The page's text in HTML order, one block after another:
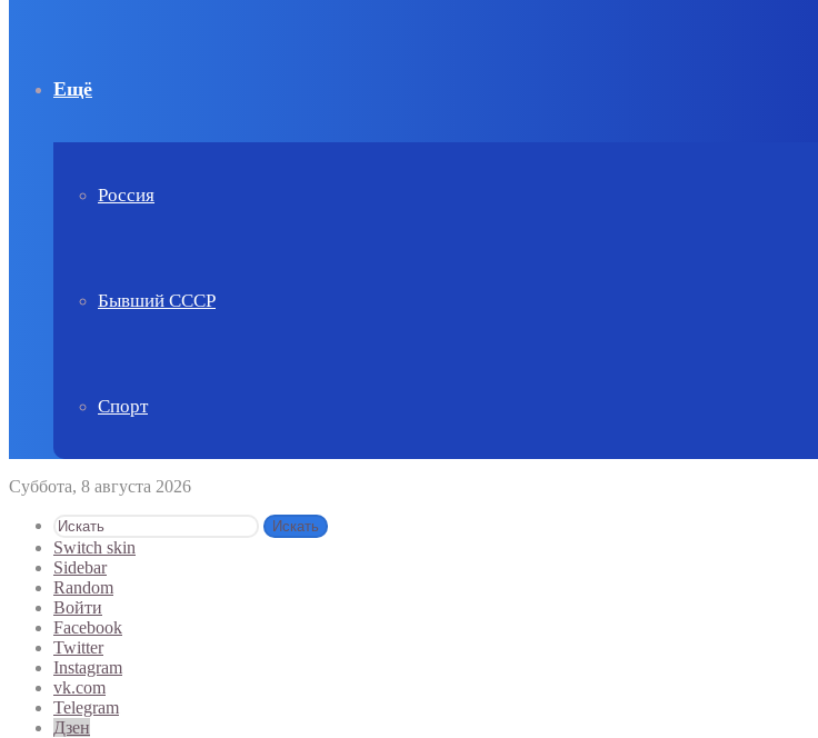
Ещё
Россия
Бывший СССР
Спорт
Суббота, 8 августа 2026
Искать
Switch skin
Sidebar
Random
Войти
Facebook
Twitter
Instagram
vk.com
Telegram
Дзен